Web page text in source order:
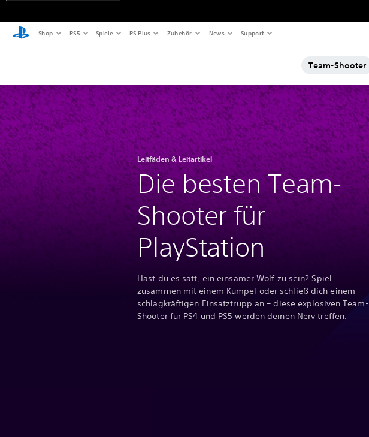
Shop PS5 Spiele PS Plus Zubehör News Support
Team-Shooter
Leitfäden & Leitartikel
Die besten Team-
Shooter für
PlayStation
Hast du es satt, ein einsamer Wolf zu sein? Spiel
zusammen mit einem Kumpel oder schließ dich einem
schlagkräftigen Einsatztrupp an – diese explosiven Team-
Shooter für PS4 und PS5 werden deinen Nerv treffen.